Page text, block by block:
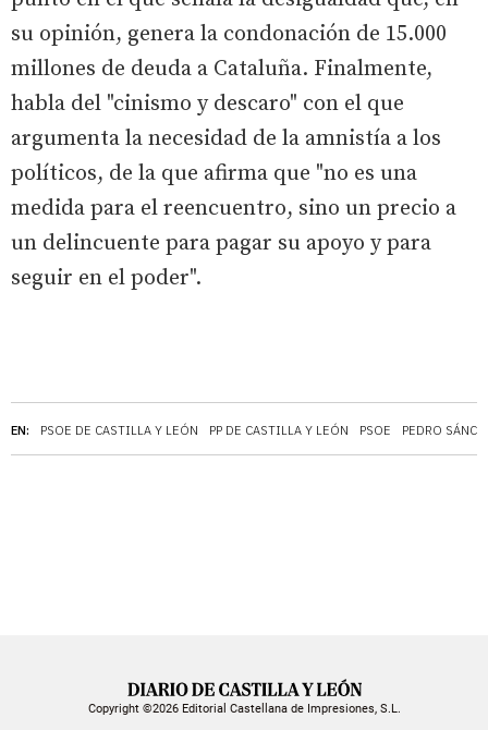
EN: PSOE DE CASTILLA Y LEÓN PP DE CASTILLA Y LEÓN PSOE PEDRO
su opinión, genera la condonación de 15.000
millones de deuda a Cataluña. Finalmente,
habla del "cinismo y descaro" con el que
argumenta la necesidad de la amnistía a los
políticos, de la que afirma que "no es una
medida para el reencuentro, sino un precio a
un delincuente para pagar su apoyo y para
seguir en el poder".
Copyright ©2026 Editorial Castellana de Impresiones, S.L.